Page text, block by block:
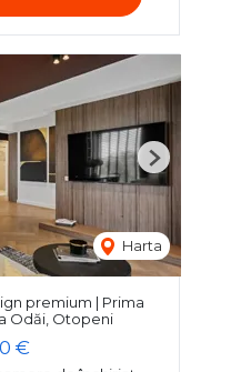
Harta
Next
premium | Prima
Odăi, Otopeni
€